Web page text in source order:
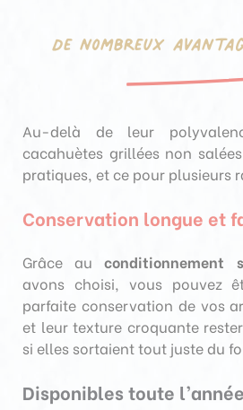
De nombreux
Au-delà de leur
cacahuètes grillées non
pratiques, et ce pour plusieurs
Conservation longue et
Grâce auconditionnement
avons choisi, vous pouvez
parfaite conservation de vos
et leur texture croquante
si elles sortaient tout juste du
Disponibles toute l’année